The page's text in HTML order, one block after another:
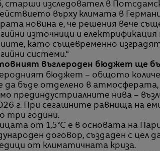
старши изследовател в
върху климата в
новина е, че решения вече
източници и
като същевременно
системи.“
въглероден бюджет ще
бюджет – общото
да бъде отделено в атмосферата,
прединдустриалните нива –
г. При сегашните равнища на
три години.
от 1,5°C е в основата на
договор, създаден с
от климатичната криза.